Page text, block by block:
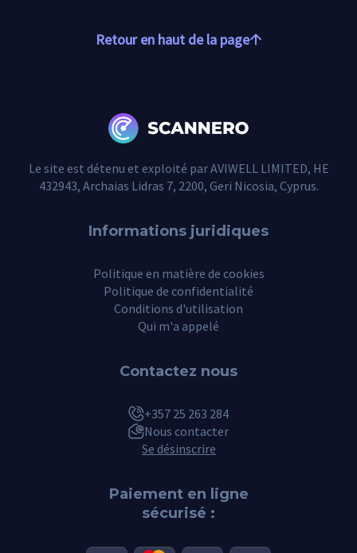
Retour en haut de la page
Le site est détenu et exploité par AVIWELL LIMITED, HE
432943, Archaias Lidras 7, 2200, Geri Nicosia, Cyprus.
Informations juridiques
Politique en matière de cookies
Politique de confidentialité
Conditions d'utilisation
Qui m'a appelé
Contactez nous
+357 25 263 284
Nous contacter
Se désinscrire
Paiement en ligne
sécurisé :